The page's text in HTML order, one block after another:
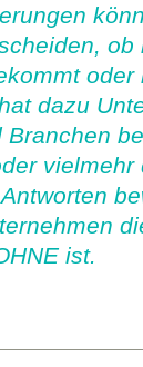
ob
oder
dazu
Branchen
vielmehr
ist.